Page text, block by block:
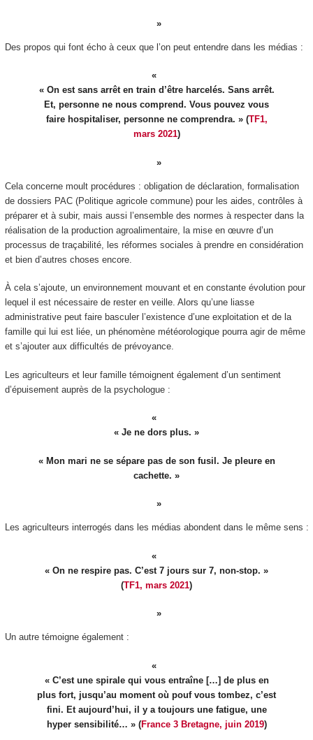
Des propos qui font écho à ceux que l’on peut entendre dans les médias :
« On est sans arrêt en train d’être harcelés. Sans arrêt.
Et, personne ne nous comprend. Vous pouvez vous
faire hospitaliser, personne ne comprendra. » (TF1,
mars 2021)
Cela concerne moult procédures : obligation de déclaration, formalisation
de dossiers PAC (Politique agricole commune) pour les aides, contrôles à
préparer et à subir, mais aussi l’ensemble des normes à respecter dans la
réalisation de la production agroalimentaire, la mise en œuvre d’un
processus de traçabilité, les réformes sociales à prendre en considération
et bien d’autres choses encore.
À cela s’ajoute, un environnement mouvant et en constante évolution pour
lequel il est nécessaire de rester en veille. Alors qu’une liasse
administrative peut faire basculer l’existence d’une exploitation et de la
famille qui lui est liée, un phénomène météorologique pourra agir de même
et s’ajouter aux difficultés de prévoyance.
Les agriculteurs et leur famille témoignent également d’un sentiment
d’épuisement auprès de la psychologue :
« Je ne dors plus. »
« Mon mari ne se sépare pas de son fusil. Je pleure en
cachette. »
Les agriculteurs interrogés dans les médias abondent dans le même sens :
« On ne respire pas. C’est 7 jours sur 7, non-stop. »
(TF1, mars 2021)
Un autre témoigne également :
« C’est une spirale qui vous entraîne […] de plus en
plus fort, jusqu’au moment où pouf vous tombez, c’est
fini. Et aujourd’hui, il y a toujours une fatigue, une
hyper sensibilité… » (France 3 Bretagne, juin 2019)